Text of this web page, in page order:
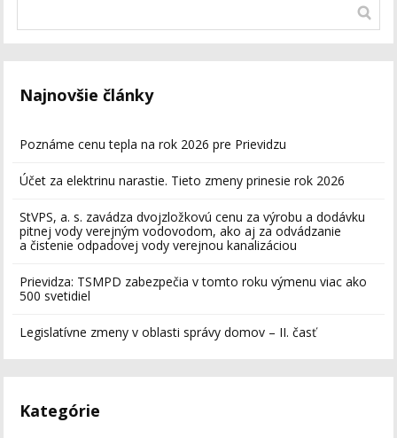
Najnovšie články
Poznáme cenu tepla na rok 2026 pre Prievidzu
Účet za elektrinu narastie. Tieto zmeny prinesie rok 2026
StVPS, a. s. zavádza dvojzložkovú cenu za výrobu a dodávku
pitnej vody verejným vodovodom, ako aj za odvádzanie
a čistenie odpadovej vody verejnou kanalizáciou
Prievidza: TSMPD zabezpečia v tomto roku výmenu viac ako
500 svetidiel
Legislatívne zmeny v oblasti správy domov – II. časť
Kategórie